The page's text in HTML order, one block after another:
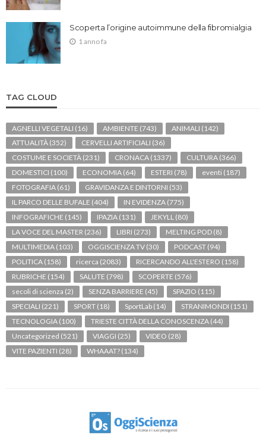
Scoperta l’origine autoimmune della fibromialgia
1 anno fa
TAG CLOUD
AGNELLI VEGETALI (16) AMBIENTE (743) ANIMALI (142)
ATTUALITÀ (352) CERVELLI ARTIFICIALI (36)
COSTUME E SOCIETÀ (231) CRONACA (1337) CULTURA (366)
DOMESTICI (100) ECONOMIA (64) ESTERI (78) eventi (187)
FOTOGRAFIA (61) GRAVIDANZA E DINTORNI (53)
IL PARCO DELLE BUFALE (404) IN EVIDENZA (775)
INFOGRAFICHE (145) IPAZIA (131) JEKYLL (80)
LA VOCE DEL MASTER (236) LIBRI (273) MELTING POD (8)
MULTIMEDIA (103) OGGISCIENZA TV (30) PODCAST (94)
POLITICA (158) ricerca (2083) RICERCANDO ALL'ESTERO (158)
RUBRICHE (154) SALUTE (798) SCOPERTE (576)
secoli di scienza (2) SENZA BARRIERE (45) SPAZIO (115)
SPECIALI (221) SPORT (18) SportLab (14) STRANIMONDI (151)
TECNOLOGIA (100) TRIESTE CITTÀ DELLA CONOSCENZA (44)
Uncategorized (521) VIAGGI (25) VIDEO (28)
VITE PAZIENTI (28) WHAAAT? (134)